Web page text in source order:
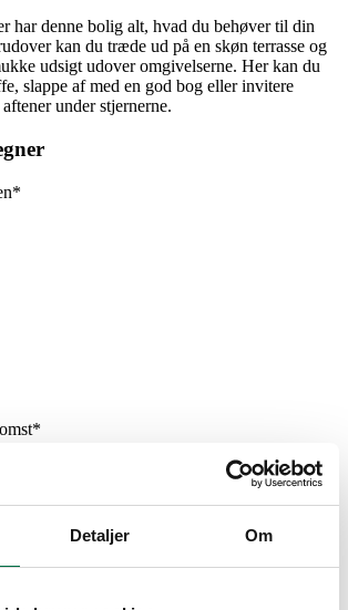
Detaljer Om
har denne bolig alt, hvad du behøver til din
kan du træde ud på en skøn terrasse og
udsigt udover omgivelserne. Her kan du
slappe af med en god bog eller invitere
under stjernerne.
*
*
vejledende*